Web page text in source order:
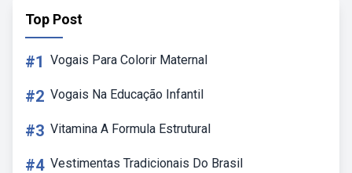
Top Post
#1 Vogais Para Colorir Maternal
#2 Vogais Na Educação Infantil
#3 Vitamina A Formula Estrutural
#4 Vestimentas Tradicionais Do Brasil